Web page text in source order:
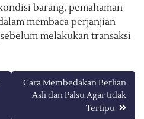
barang, pemahaman
membaca perjanjian
melakukan transaksi
Cara Membedakan Berlian
Asli dan Palsu Agar tidak
Tertipu